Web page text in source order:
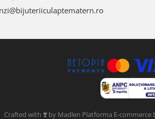
Crafted with ❣️ by Madlen Platforma E-commerce